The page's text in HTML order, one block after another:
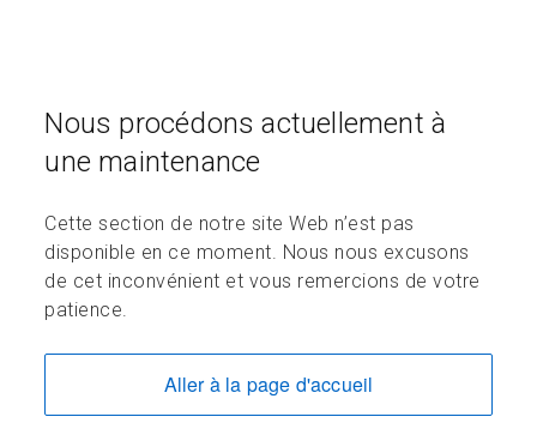
Nous procédons actuellement à
une maintenance
Cette section de notre site Web n’est pas
disponible en ce moment. Nous nous excusons
de cet inconvénient et vous remercions de votre
patience.
Aller à la page d'accueil